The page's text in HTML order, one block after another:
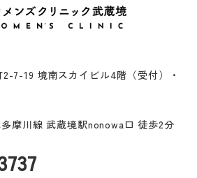
7-19 境南スカイビル4階（受付）・
摩川線 武蔵境駅nonowa口 徒歩2分